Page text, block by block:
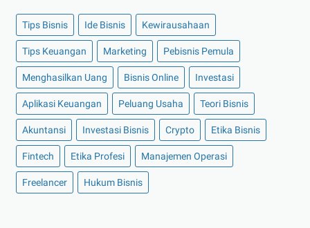
Tips Bisnis Ide Bisnis Kewirausahaan
Tips Keuangan Marketing Pebisnis Pemula
Menghasilkan Uang Bisnis Online Investasi
Aplikasi Keuangan Peluang Usaha Teori Bisnis
Akuntansi Investasi Bisnis Crypto Etika Bisnis
Fintech Etika Profesi Manajemen Operasi
Freelancer Hukum Bisnis